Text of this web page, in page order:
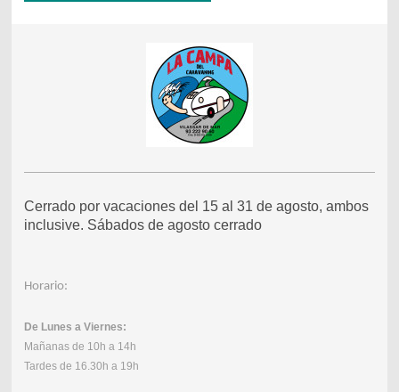
Cerrado por vacaciones del 15 al 31 de agosto, ambos
inclusive. Sábados de agosto cerrado
Horario:
De Lunes a Viernes:
Mañanas de 10h a 14h
Tardes de 16.30h a 19h